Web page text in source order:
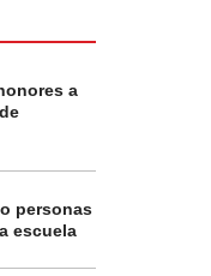
a
personas
escuela